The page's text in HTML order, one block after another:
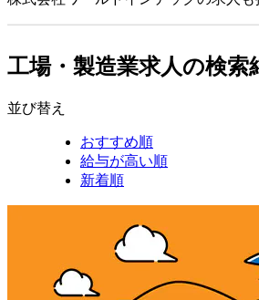
工場・製造業求人の検索
並び替え
おすすめ順
給与が高い順
新着順